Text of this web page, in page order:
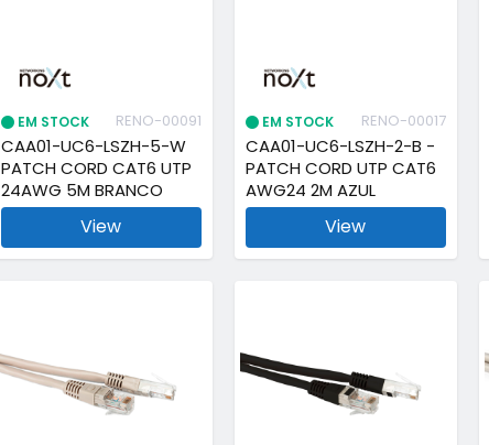
EM STOCK RENO-00091
CAA01-UC6-LSZH-5-W
PATCH CORD CAT6 UTP
24AWG 5M BRANCO
View
EM STOCK RENO-00017
CAA01-UC6-LSZH-2-B -
PATCH CORD UTP CAT6
AWG24 2M AZUL
View